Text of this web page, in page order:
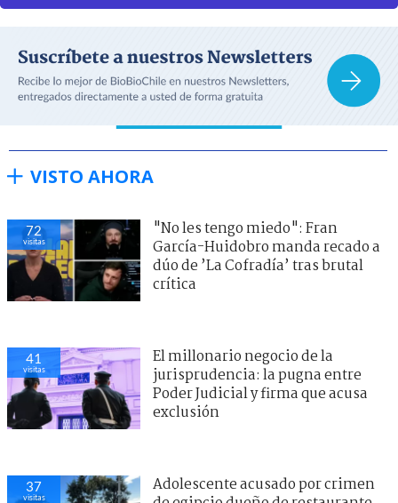
VISTO AHORA
68
visitas
"No les tengo miedo": Fran
García-Huidobro manda recado a
dúo de ’La Cofradía’ tras brutal
crítica
40
visitas
El millonario negocio de la
jurisprudencia: la pugna entre
Poder Judicial y firma que acusa
exclusión
30
visitas
Contraloría acredita ocupación